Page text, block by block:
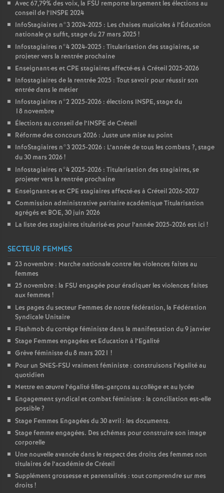
Avec 67,79% des voix, la FSU remporte largement les élections au
conseil de l’INSPE 2024
InfoStagiaires n°3 2024-2025 : Les chaises musicales à l’Éducation
nationale ça suffit, stage du 27 mars 2025!
Infostagiaires n°4 2024-2025 : Titularisation des stagiaires, se
projeter vers la rentrée prochaine
Enseignant·es etCPE stagiaires affecté·es à Créteil 2025-2026
Infostagiaires de la rentrée 2025 : Tout savoir pour réussir son
entrée dans le métier
Infostagiaires n°2 2025-2026 : élections INSPE, stage du
18 novembre
Élections au conseil de l’INSPE de Créteil
Réforme des concours 2026 : Juste une mise au point
InfoStagiaires n°3 2025-2026 : L’année de tous les combats ?, stage
du 30 mars 2026!
Infostagiaires n°4 2025-2026 : Titularisation des stagiaires, se
projeter vers la rentrée prochaine
Enseignant·es etCPE stagiaires affecté·es à Créteil 2026-2027
Commission administrative paritaire académique Titularisation
agrégés et BOE, 30 juin 2026
La liste des stagiaires titularisé·es pour l’année 2025-2026 est ici !
SECTEUR FEMMES
23 novembre : Marche nationale contre les violences faites au
femmes
25 novembre : la FSU engagée pour éradiquer les violences faites
aux femmes !
Les pages du secteur Femmes de notre fédération, la Fédération
Syndicale Unitaire
Flashmob du cortège féministe dans la manifestation du 9 janvier
Stage Femmes engagées et Education à l’Egalité
Grève féministe du 8 mars 2021 !
Pour un SNES-FSU vraiment féministe : construisons l’égalité au
quotidien
Mettre en œuvre l’égalité filles-garçons au collège et au lycée
Engagement syndical et combat féministe : la conciliation est-elle
possible?
Stage Femmes Engagées du 30 avril : les documents.
Stage femme engagées. Des schémas pour construire son image
corporelle
Une nouvelle avancée dans le respect des droits des femmes non
titulaires de l’académie de Créteil
Supplément grossesse et parentalités : tout comprendre sur mes
droits !